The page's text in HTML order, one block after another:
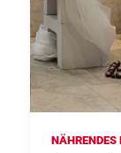
NÄHRENDES